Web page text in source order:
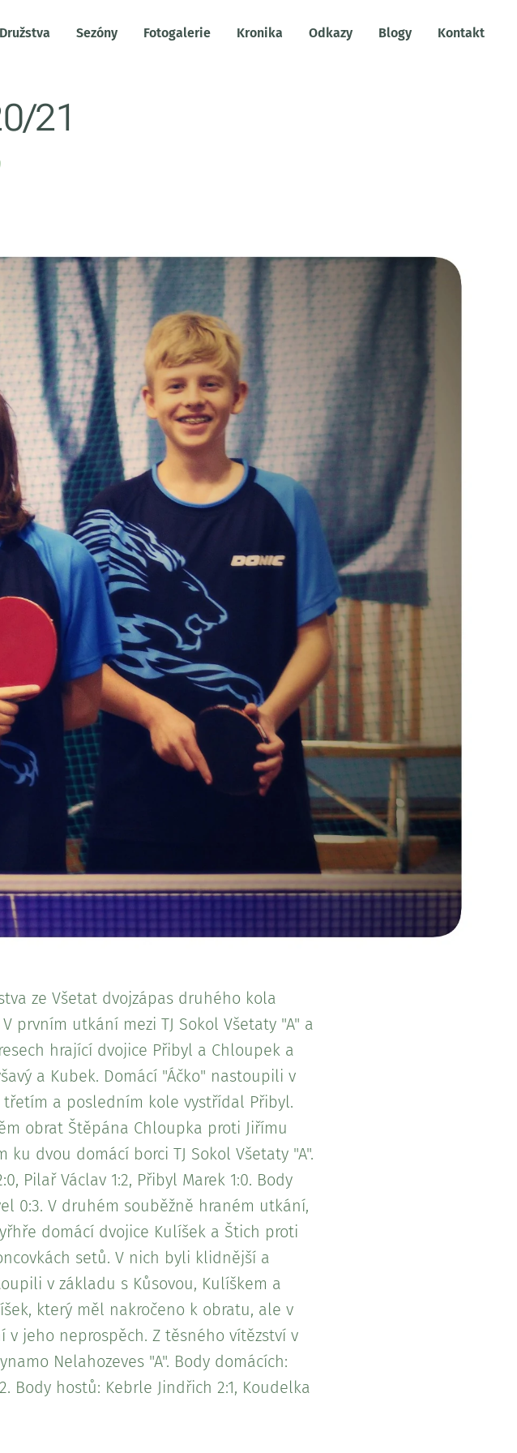
Družstva Sezóny Fotogalerie Kronika Odkazy Blogy Kontakt
21
ze Všetat dvojzápas druhého kola
prvním utkání mezi TJ Sokol Všetaty "A" a
hrající dvojice Přibyl a Chloupek a
a Kubek. Domácí "Áčko" nastoupili v
a posledním kole vystřídal Přibyl.
obrat Štěpána Chloupka proti Jiřímu
dvou domácí borci TJ Sokol Všetaty "A".
Pilař Václav 1:2, Přibyl Marek 1:0. Body
0:3. V druhém souběžně hraném utkání,
domácí dvojice Kulíšek a Štich proti
setů. V nich byli klidnější a
v základu s Kůsovou, Kulíškem a
který měl nakročeno k obratu, ale v
jeho neprospěch. Z těsného vítězství v
Nelahozeves "A". Body domácích:
Body hostů: Kebrle Jindřich 2:1, Koudelka